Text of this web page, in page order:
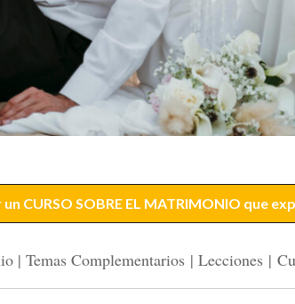
CURSO SOBRE EL MATRIMONIO que
| Temas Complementarios | Lecciones |